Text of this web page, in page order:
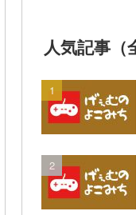
人気記事（